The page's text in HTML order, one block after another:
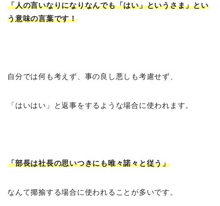
「人の言いなりになりなんでも「はい」というさま」とい
う意味の言葉です！
自分では何も考えず、事の良し悪しも考慮せず、
「はいはい」と返事をするような場合に使われます。
「部長は社長の思いつきにも唯々諾々と従う」
なんて揶揄する場合に使われることが多いです。